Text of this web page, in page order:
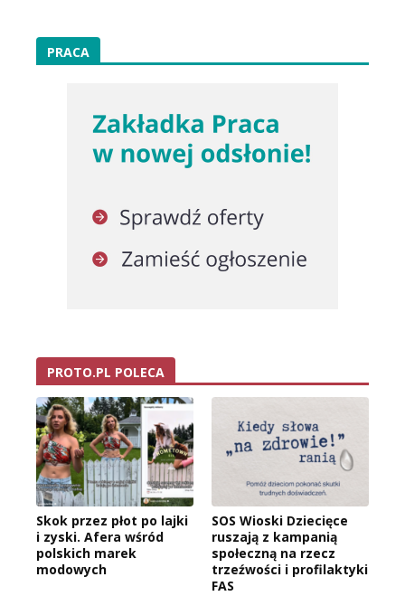
PRACA
PROTO.PL POLECA
Skok przez płot po lajki
i zyski. Afera wśród
polskich marek
modowych
SOS Wioski Dziecięce
ruszają z kampanią
społeczną na rzecz
trzeźwości i profilaktyki
FAS